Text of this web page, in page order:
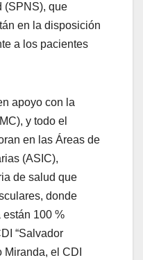
(SPNS), que
en la disposición
a los pacientes
apoyo con la
y todo el
en las Áreas de
(ASIC),
de salud que
donde
están 100 %
“Salvador
el CDI